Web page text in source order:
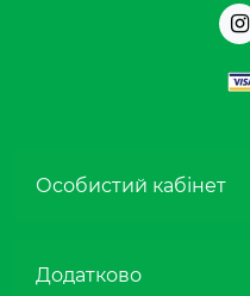
Особистий кабінет
Додатково